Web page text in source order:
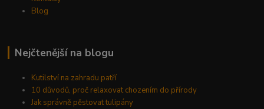
Blog
Nejčtenější na blogu
Kutilství na zahradu patří
10 důvodů, proč relaxovat chozením do přírody
Jak správně pěstovat tulipány